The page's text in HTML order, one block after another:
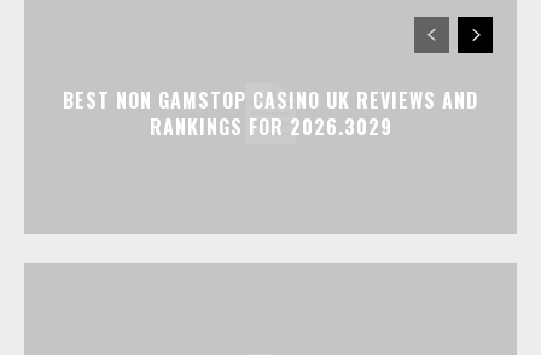
BEST NON GAMSTOP CASINO UK REVIEWS AND
RANKINGS FOR 2026.3029